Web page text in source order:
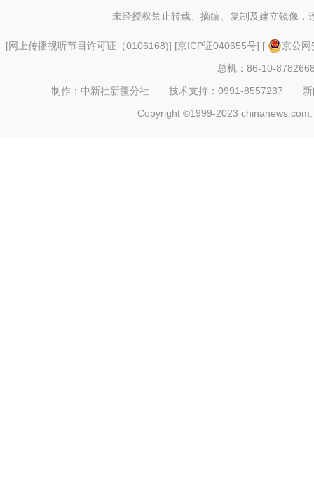
未经授权禁止转载、摘编、复制及建立镜像，
[网上传播视听节目许可证（0106168)] [京ICP证040655号] [
京公
总机：86-10-
制作：中新社新疆分社 技术支持：0991-8557237
Copyright ©1999-2023